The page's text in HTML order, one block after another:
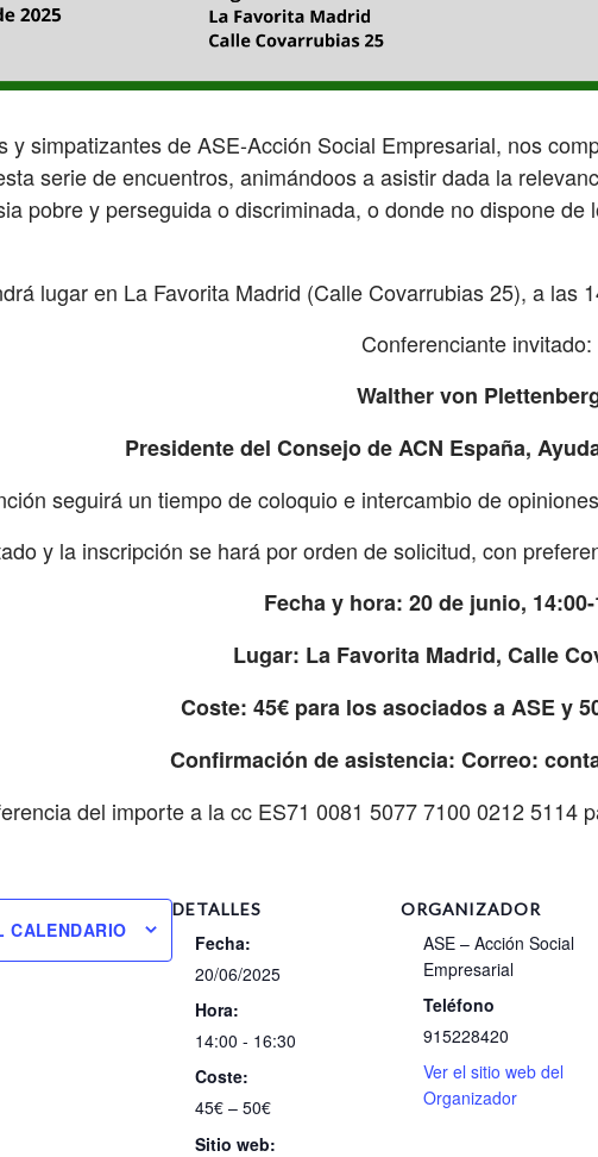
y simpatizantes de ASE-Acción Social Empresarial, nos
serie de encuentros, animándoos a asistir dada la
pobre y perseguida o discriminada, o donde no dispone
lugar en La Favorita Madrid (Calle Covarrubias 25), a las
Conferenciante invitado:
Walther von
Presidente del Consejo de ACN España,
seguirá un tiempo de coloquio e intercambio de
y la inscripción se hará por orden de solicitud, con
Fecha y hora: 20 de junio,
Lugar: La Favorita Madrid, Calle
Coste: 45€ para los asociados a ASE y
Confirmación de asistencia: Correo:
del importe a la cc ES71 0081 5077 7100 0212 5114
CALENDARIO
DETALLES
Fecha:
20/06/2025
Hora:
14:00 - 16:30
Coste:
45€ – 50€
Sitio web:
ORGANIZADOR
ASE – Acción Social
Empresarial
Teléfono
915228420
Ver el sitio web del
Organizador